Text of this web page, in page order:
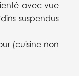
avec vue
suspendus
(cuisine non